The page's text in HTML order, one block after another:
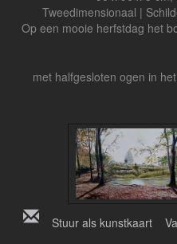
Tweedimensionaal |
Op een mooie herfstdag het
met halfgesloten ogen in
Stuur als kunstkaart